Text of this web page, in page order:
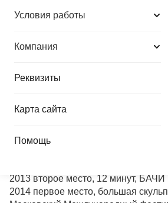
Условия работы
Компания
Реквизиты
Карта сайта
Помощь
Александр Соломатин
Неоднократный участник и призёр
Международного Фестиваля
Александр имеет десятилетний
2009 самая техничная команда,
Международный Фестиваль
2012 второе место в составе
2013 второе место, 12 минут, БАЧИ
2014 первое место, большая